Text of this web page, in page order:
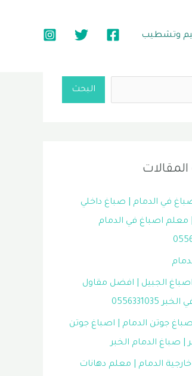
وتشطيب
البحث
في الدمام | صباغ داخلي
| معلم اصباغ في الدمام
الجبيل | افضل مقاول
0556331035
جوتن الدمام | اصباغ جوتن
| صباغ الدمام الخبر
الدمام | معلم دهانات